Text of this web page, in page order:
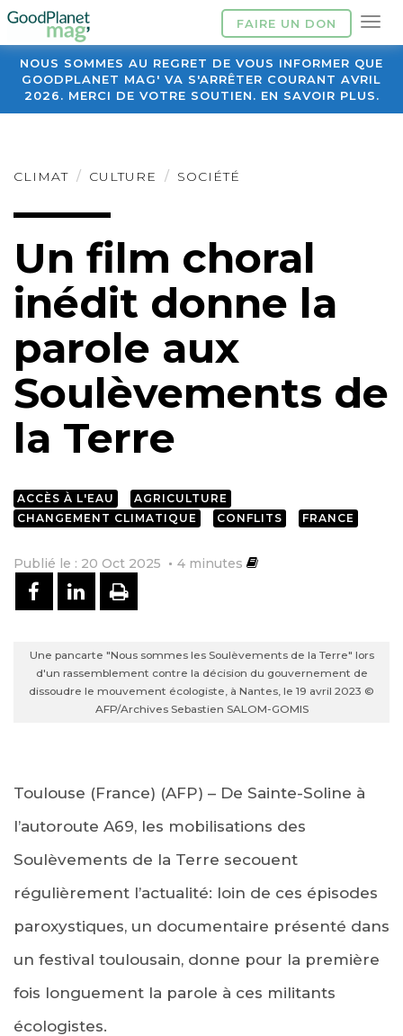
FAIRE UN DON
NOUS SOMMES AU REGRET DE VOUS INFORMER QUE
GOODPLANET MAG' VA S'ARRÊTER COURANT AVRIL
2026. MERCI DE VOTRE SOUTIEN. EN SAVOIR PLUS.
CLIMAT CULTURE SOCIÉTÉ
Un film choral
inédit donne la
parole aux
Soulèvements de
la Terre
ACCÈS À L'EAU
AGRICULTURE
CHANGEMENT CLIMATIQUE
CONFLITS FRANCE
Publié le : 20 Oct 2025 4 minutes
PARTAGER SUR FACEBOOK
PARTAGER SUR LINKEDIN
IMPRIMER
Une pancarte "Nous sommes les Soulèvements de la Terre" lors
d'un rassemblement contre la décision du gouvernement de
dissoudre le mouvement écologiste, à Nantes, le 19 avril 2023 ©
AFP/Archives Sebastien SALOM-GOMIS
Toulouse (France) (AFP) – De Sainte-Soline à
l’autoroute A69, les mobilisations des
Soulèvements de la Terre secouent
régulièrement l’actualité: loin de ces épisodes
paroxystiques, un documentaire présenté dans
un festival toulousain, donne pour la première
fois longuement la parole à ces militants
écologistes.